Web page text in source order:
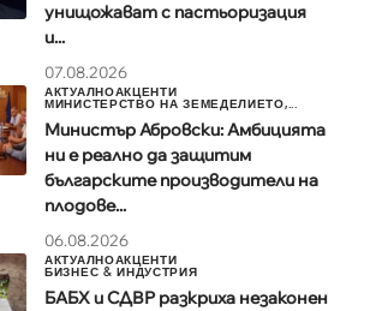
унищожават с пастьоризация
и...
07.08.2026
АКТУАЛНОАКЦЕНТИ
МИНИСТЕРСТВО НА ЗЕМЕДЕЛИЕТО,...
Министър Абровски: Амбицията
ни е реално да защитим
българските производители на
плодове...
06.08.2026
АКТУАЛНОАКЦЕНТИ
БИЗНЕС & ИНДУСТРИЯ
БАБХ и СДВР разкриха незаконен